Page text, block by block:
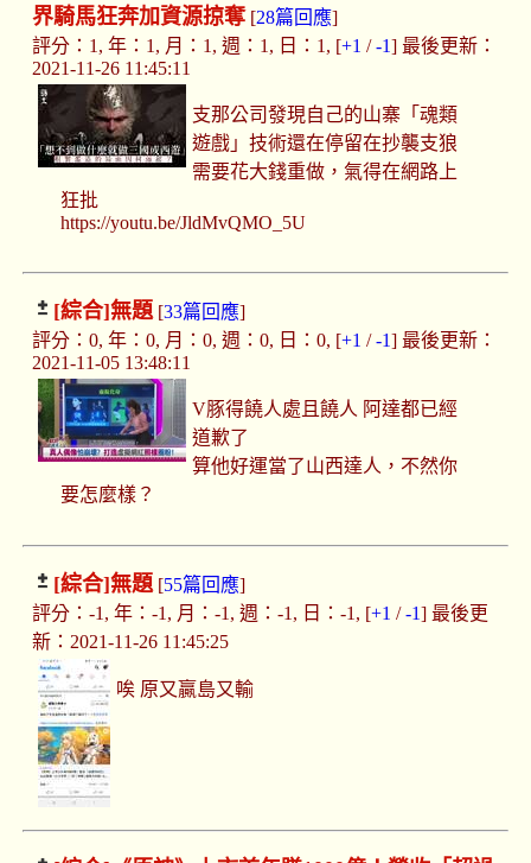
界騎馬狂奔加資源掠奪[28篇回應]
評分：1, 年：1, 月：1, 週：1, 日：1, [+1 /-1] 最後更新：
2021-11-26 11:45:11
支那公司發現自己的山寨「魂類
遊戲」技術還在停留在抄襲支狼
需要花大錢重做，氣得在網路上
狂批
https://youtu.be/JldMvQMO_5U
[綜合]無題[33篇回應]
評分：0, 年：0, 月：0, 週：0, 日：0, [+1 /-1] 最後更新：
2021-11-05 13:48:11
V豚得饒人處且饒人 阿達都已經
道歉了
算他好運當了山西達人，不然你
要怎麼樣？
[綜合]無題[55篇回應]
評分：-1, 年：-1, 月：-1, 週：-1, 日：-1, [+1 /-1] 最後更
新：2021-11-26 11:45:25
唉 原又贏島又輸